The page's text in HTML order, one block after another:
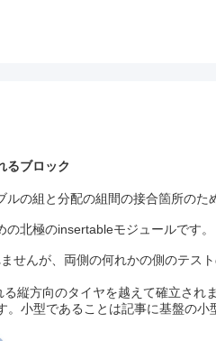
るブロック
の組と分配の組間の接合箇所のた
北極のinsertableモジュールです。
せんが、両側の何れかの側のテス
縦方向のタイヤを越えて確立され
小型であることは記事に基盤の小